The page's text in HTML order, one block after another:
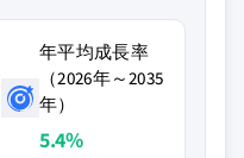
年平均成長率
（2026年～2035
年）
5.4%